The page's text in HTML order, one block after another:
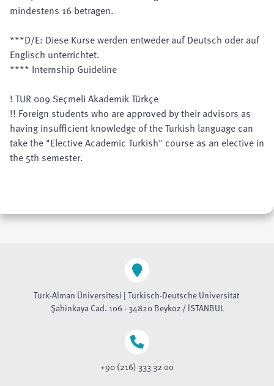
mindestens 16 betragen.
***D/E: Diese Kurse werden entweder auf Deutsch oder auf
Englisch unterrichtet.
**** Internship Guideline
! TUR 009 Seçmeli Akademik Türkçe
!! Foreign students who are approved by their advisors as
having insufficient knowledge of the Turkish language can
take the "Elective Academic Turkish" course as an elective in
the 5th semester.
Türk-Alman Üniversitesi | Türkisch-Deutsche Universität
Şahinkaya Cad. 106 - 34820 Beykoz / İSTANBUL
+90 (216) 333 32 00